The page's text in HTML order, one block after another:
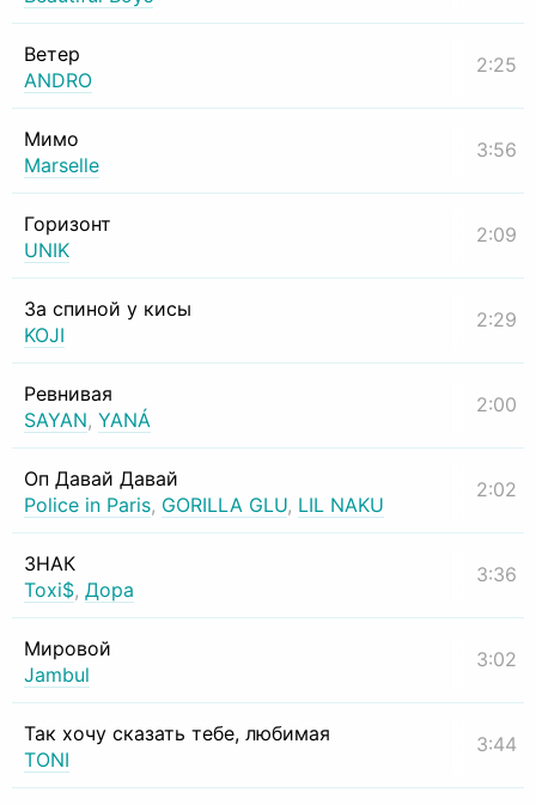
Ветер
ANDRO
2:25
Мимо
Marselle
3:56
Горизонт
UNIK
2:09
За спиной у кисы
KOJI
2:29
Ревнивая
SAYAN, YANÁ
2:00
Оп Давай Давай
Police in Paris, GORILLA GLU, LIL NAKU
2:02
ЗНАК
Toxi$, Дора
3:36
Мировой
Jambul
3:02
Так хочу сказать тебе, любимая
TONI
3:44